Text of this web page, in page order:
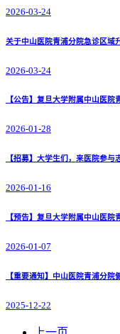
2026-03-24
关于中山医院青浦分院急诊区域
2026-03-24
【公告】复旦大学附属中山医
2026-01-28
【招募】大学生们，来医院参与
2026-01-16
【预告】复旦大学附属中山医院
2026-01-07
【重要通知】中山医院青浦分
2025-12-22